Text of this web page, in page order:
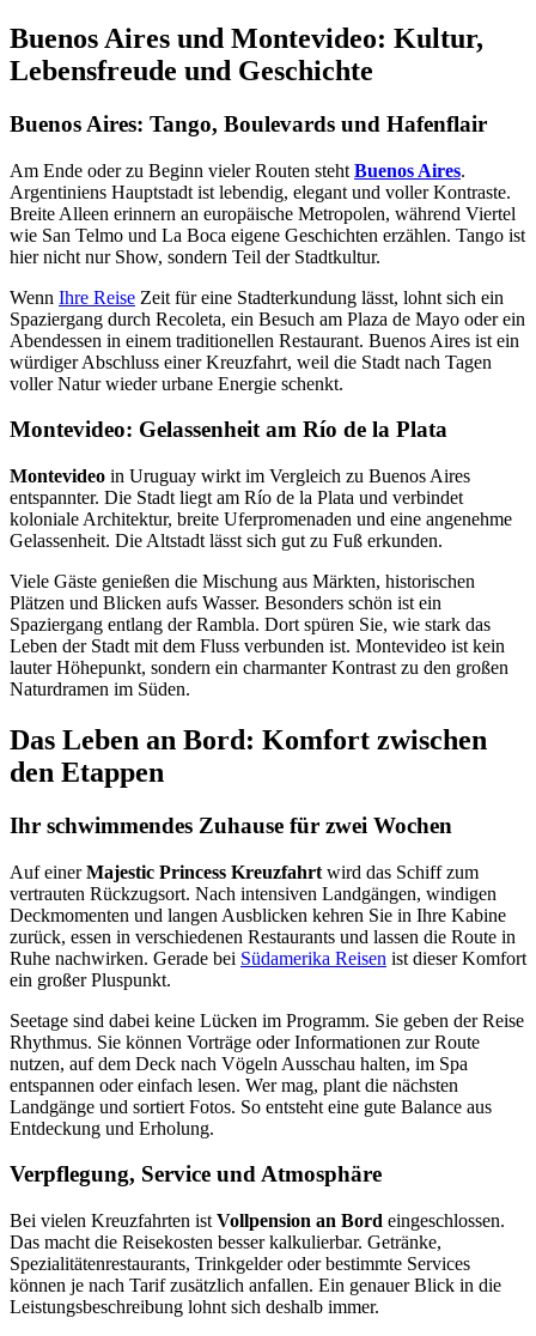
Buenos Aires und Montevideo: Kultur,
Lebensfreude und Geschichte
Buenos Aires: Tango, Boulevards und Hafenflair
Am Ende oder zu Beginn vieler Routen steht Buenos Aires.
Argentiniens Hauptstadt ist lebendig, elegant und voller Kontraste.
Breite Alleen erinnern an europäische Metropolen, während Viertel
wie San Telmo und La Boca eigene Geschichten erzählen. Tango ist
hier nicht nur Show, sondern Teil der Stadtkultur.
Wenn Ihre Reise Zeit für eine Stadterkundung lässt, lohnt sich ein
Spaziergang durch Recoleta, ein Besuch am Plaza de Mayo oder ein
Abendessen in einem traditionellen Restaurant. Buenos Aires ist ein
würdiger Abschluss einer Kreuzfahrt, weil die Stadt nach Tagen
voller Natur wieder urbane Energie schenkt.
Montevideo: Gelassenheit am Río de la Plata
Montevideo in Uruguay wirkt im Vergleich zu Buenos Aires
entspannter. Die Stadt liegt am Río de la Plata und verbindet
koloniale Architektur, breite Uferpromenaden und eine angenehme
Gelassenheit. Die Altstadt lässt sich gut zu Fuß erkunden.
Viele Gäste genießen die Mischung aus Märkten, historischen
Plätzen und Blicken aufs Wasser. Besonders schön ist ein
Spaziergang entlang der Rambla. Dort spüren Sie, wie stark das
Leben der Stadt mit dem Fluss verbunden ist. Montevideo ist kein
lauter Höhepunkt, sondern ein charmanter Kontrast zu den großen
Naturdramen im Süden.
Das Leben an Bord: Komfort zwischen
den Etappen
Ihr schwimmendes Zuhause für zwei Wochen
Auf einerMajestic Princess Kreuzfahrt wird das Schiff zum
vertrauten Rückzugsort. Nach intensiven Landgängen, windigen
Deckmomenten und langen Ausblicken kehren Sie in Ihre Kabine
zurück, essen in verschiedenen Restaurants und lassen die Route in
Ruhe nachwirken. Gerade bei Südamerika Reisen ist dieser Komfort
ein großer Pluspunkt.
Seetage sind dabei keine Lücken im Programm. Sie geben der Reise
Rhythmus. Sie können Vorträge oder Informationen zur Route
nutzen, auf dem Deck nach Vögeln Ausschau halten, im Spa
entspannen oder einfach lesen. Wer mag, plant die nächsten
Landgänge und sortiert Fotos. So entsteht eine gute Balance aus
Entdeckung und Erholung.
Verpflegung, Service und Atmosphäre
Bei vielen Kreuzfahrten ist Vollpension an Bord eingeschlossen.
Das macht die Reisekosten besser kalkulierbar. Getränke,
Spezialitätenrestaurants, Trinkgelder oder bestimmte Services
können je nach Tarif zusätzlich anfallen. Ein genauer Blick in die
Leistungsbeschreibung lohnt sich deshalb immer.